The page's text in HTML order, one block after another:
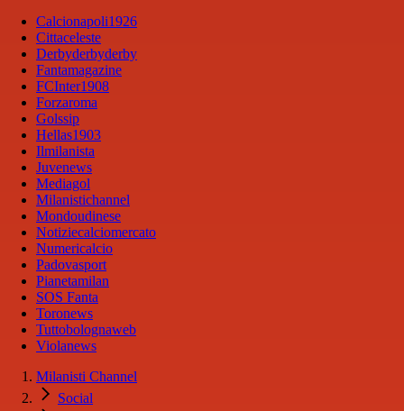
Calcionapoli1926
Cittaceleste
Derbyderbyderby
Fantamagazine
FCInter1908
Forzaroma
Golssip
Hellas1903
Ilmilanista
Juvenews
Mediagol
Milanistichannel
Mondoudinese
Notiziecalciomercato
Numericalcio
Padovasport
Pianetamilan
SOS Fanta
Toronews
Tuttobolognaweb
Violanews
Milanisti Channel
Social